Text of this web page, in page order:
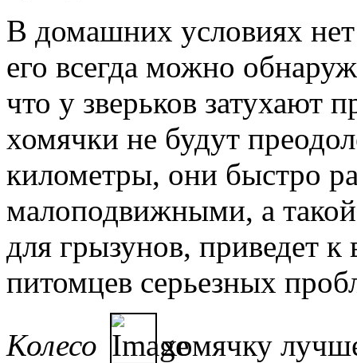
В домашних условиях
его всегда можно
что у зверьков затухают
хомячки не будут
километры, они быстро
малоподвижными, а
для грызунов, приведет
питомцев серьезных
Колесо
хомячку